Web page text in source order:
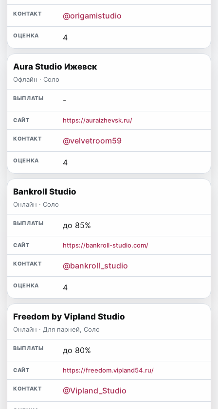
@origamistudio
4
Aura Studio Ижевск
Офлайн · Соло
-
https://auraizhevsk.ru/
@velvetroom59
4
Bankroll Studio
Онлайн · Соло
до 85%
https://bankroll-studio.com/
@bankroll_studio
4
Freedom by Vipland Studio
Онлайн · Для парней, Соло
до 80%
https://freedom.vipland54.ru/
@Vipland_Studio